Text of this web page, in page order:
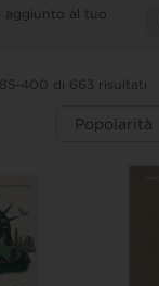
aggiunto al tuo
400 di 663 risultati